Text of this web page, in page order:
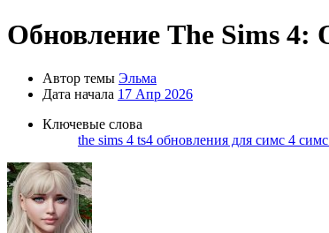
Обновление The Sims 4:
Автор темы Эльма
Дата начала 17 Апр 2026
Ключевые слова
the sims 4 ts4 обновления для симс 4